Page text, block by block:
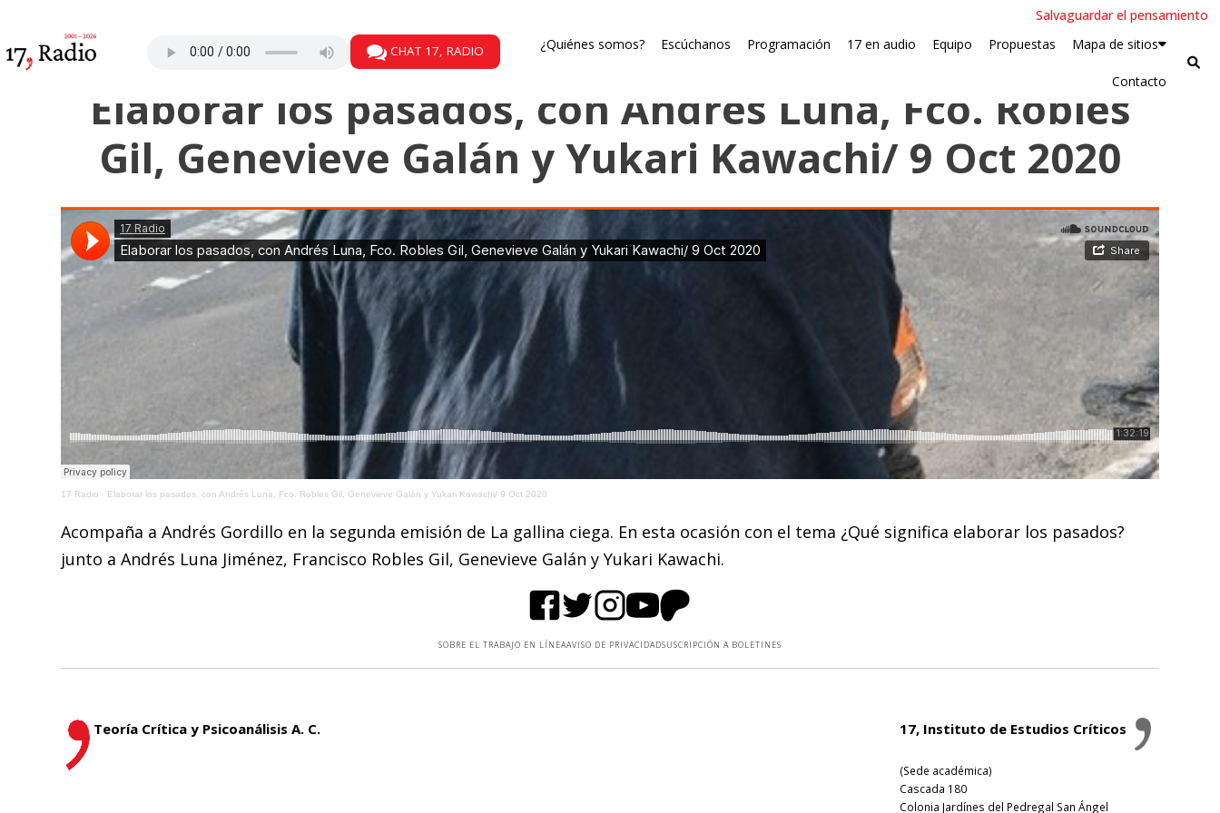
CHAT 17, RADIO
Salvaguardar el pensamiento
¿Quiénes somos?
Escúchanos Programación 17 en audio Equipo Propuestas Mapa de sitios
Contacto
Elaborar los pasados, con Andrés Luna, Fco. Robles
Gil, Genevieve Galán y Yukari Kawachi/ 9 Oct 2020
17 Radio · Elaborar los pasados, con Andrés Luna, Fco. Robles Gil, Genevieve Galán y Yukari Kawachi/ 9 Oct 2020
Acompaña a Andrés Gordillo en la segunda emisión de La gallina ciega. En esta ocasión con el tema ¿Qué significa elaborar los pasados?
junto a Andrés Luna Jiménez, Francisco Robles Gil, Genevieve Galán y Yukari Kawachi.
SOBRE EL TRABAJO EN LÍNEAAVISO DE PRIVACIDADSUSCRIPCIÓN A BOLETINES
Teoría Crítica y Psicoanálisis A. C. 17, Instituto de Estudios Críticos
(Sede académica)
Cascada 180
Colonia Jardínes del Pedregal San Ángel